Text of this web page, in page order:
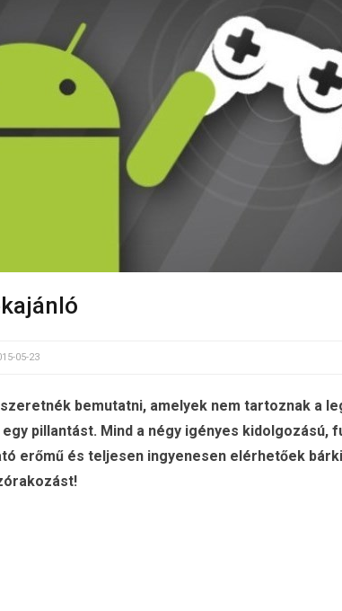
05-23
bemutatni, amelyek nem tartoznak a
pillantást. Mind a négy igényes kidolgozású,
erőmű és teljesen ingyenesen elérhetőek